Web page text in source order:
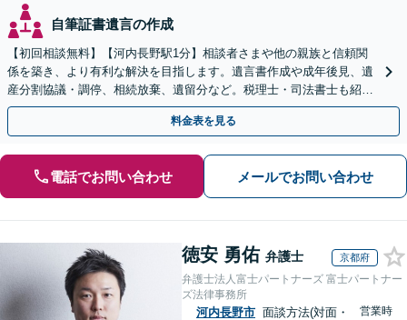
自筆証書遺言の作成
【初回相談無料】【河内長野駅1分】相談者さまや他の親族と信頼関
係を築き、より有利な解決を目指します。遺言書作成や成年後見、遺
産分割協議・調停、相続放棄、遺留分など。税理士・司法書士も紹介
いたします【弁護士歴15年以上】
料金表を見る
電話でお問い合わせ メールでお問い合わせ
徳安 勇佑 弁護士 京都府
弁護士法人富士パートナーズ 富士パートナー
ズ法律事務所
河内長野市 面談方法(対面・
営業時